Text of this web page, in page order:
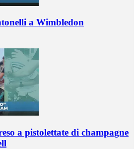
a Wimbledon
a pistolettate di champagne